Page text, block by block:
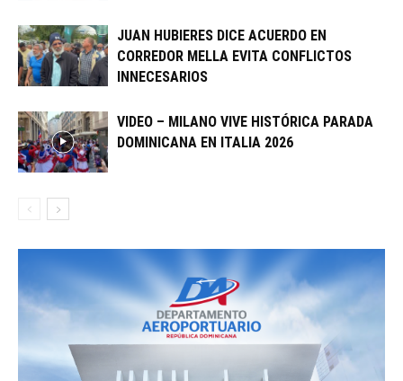
JUAN HUBIERES DICE ACUERDO EN
CORREDOR MELLA EVITA CONFLICTOS
INNECESARIOS
VIDEO – MILANO VIVE HISTÓRICA PARADA
DOMINICANA EN ITALIA 2026